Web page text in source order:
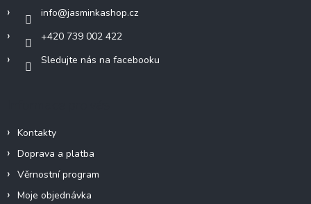
info@jasminkashop.cz
+420 739 002 422
Sledujte nás na facebooku
Kontakty
Doprava a platba
Věrnostní program
Moje objednávka